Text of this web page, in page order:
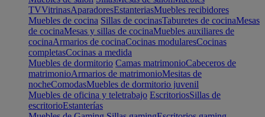
TVVitrinasAparadoresEstanteriasMuebles recibidores
Muebles de cocina Sillas de cocinasTaburetes de cocinaMesas
de cocinaMesas y sillas de cocinaMuebles auxiliares de
cocinaArmarios de cocinaCocinas modularesCocinas
completasCocinas a medida
Muebles de dormitorio Camas matrimonioCabeceros de
matrimonioArmarios de matrimonioMesitas de
nocheComodasMuebles de dormitorio juvenil
Muebles de oficina y teletrabajo EscritoriosSillas de
escritorioEstanterías